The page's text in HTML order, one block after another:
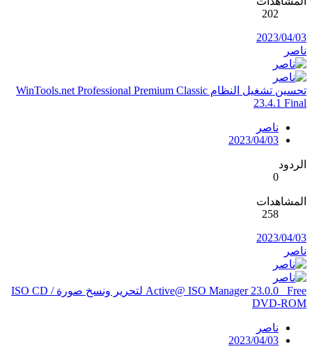
202
2023/04/03
ناصر
تحسين تشغيل النظام WinTools.net Professional Premium Classic
23.4.1 Final
ناصر
2023/04/03
الردود
0
المشاهدات
258
2023/04/03
ناصر
Active@ ISO Manager 23.0.0 _Free لتحرير ونسخ صورة ISO CD /
DVD-ROM
ناصر
2023/04/03